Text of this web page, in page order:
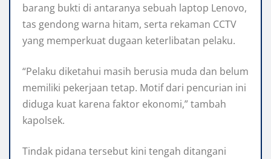
barang bukti di antaranya sebuah laptop Lenovo,
tas gendong warna hitam, serta rekaman CCTV
yang memperkuat dugaan keterlibatan pelaku.
“Pelaku diketahui masih berusia muda dan belum
memiliki pekerjaan tetap. Motif dari pencurian ini
diduga kuat karena faktor ekonomi,” tambah
kapolsek.
Tindak pidana tersebut kini tengah ditangani